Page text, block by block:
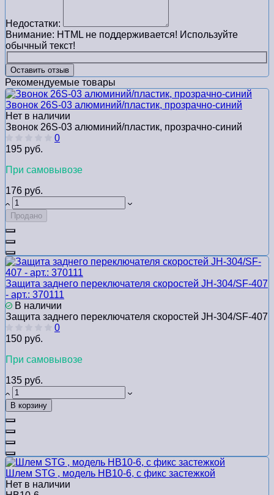
Недостатки:
Внимание: HTML не поддерживается! Используйте
обычный текст!
Оставить отзыв
Рекомендуемые товары
Звонок 26S-03 алюминий/пластик, прозрачно-синий
Нет в наличии
Звонок 26S-03 алюминий/пластик, прозрачно-синий
0
195 руб.
При самовывозе
176 руб.
Продано
Защита заднего переключателя скоростей JH-304/SF-407
- арт.: 370111
В наличии
Защита заднего переключателя скоростей JH-304/SF-407
0
150 руб.
При самовывозе
135 руб.
В корзину
Шлем STG , модель HB10-6, с фикс застежкой
Нет в наличии